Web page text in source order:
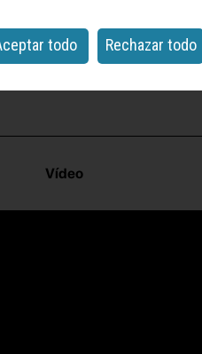
Vídeo
todo Rechazar todo